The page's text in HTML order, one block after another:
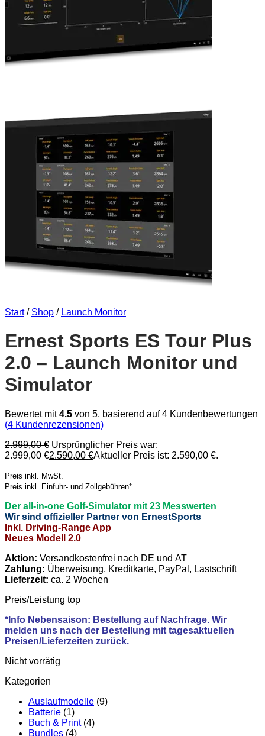
Start / Shop / Launch Monitor
Ernest Sports ES Tour Plus
2.0 – Launch Monitor und
Simulator
Bewertet mit4.5 von 5, basierend auf4 Kundenbewertungen
(4 Kundenrezensionen)
2.999,00€ Ursprünglicher Preis war:
2.999,00 €2.590,00 €Aktueller Preis ist: 2.590,00 €.
Preis inkl. MwSt.
Preis inkl. Einfuhr- und Zollgebühren*
Der all-in-one Golf-Simulator mit 23 Messwerten
Wir sind offizieller Partner von ErnestSports
Inkl. Driving-Range App
Neues Modell 2.0
Aktion: Versandkostenfrei nach DE und AT
Zahlung: Überweisung, Kreditkarte, PayPal, Lastschrift
Lieferzeit: ca. 2 Wochen
Preis/Leistung top
*Info Nebensaison: Bestellung auf Nachfrage. Wir
melden uns nach der Bestellung mit tagesaktuellen
Preisen/Lieferzeiten zurück.
Nicht vorrätig
Kategorien
Auslaufmodelle (9)
Batterie (1)
Buch & Print (4)
Bundles (4)